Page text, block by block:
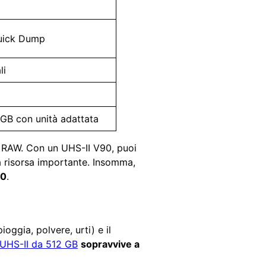
Dump
con unità adattata
Con un UHS-II V90, puoi
importante. Insomma,
.
polvere, urti) e il
II da 512 GB sopravvive a